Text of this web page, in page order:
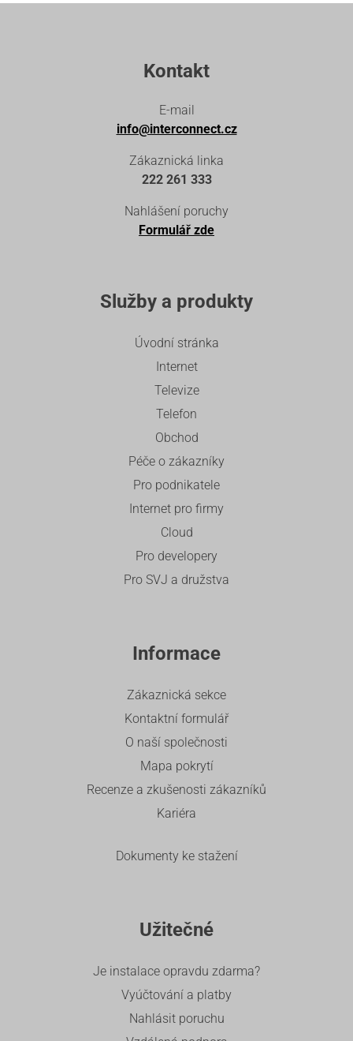
Kontakt
E-mail
info@interconnect.cz
Zákaznická linka
222 261 333
Nahlášení poruchy
Formulář zde
Služby a produkty
Úvodní stránka
Internet
Televize
Telefon
Obchod
Péče o zákazníky
Pro podnikatele
Internet pro firmy
Cloud
Pro developery
Pro SVJ a družstva
Informace
Zákaznická sekce
Kontaktní formulář
O naší společnosti
Mapa pokrytí
Recenze a zkušenosti zákazníků
Kariéra
Dokumenty ke stažení
Užitečné
Je instalace opravdu zdarma?
Vyúčtování a platby
Nahlásit poruchu